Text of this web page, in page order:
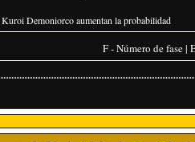
Demoniorco aumentan la probabilidad
F - Número de fase |